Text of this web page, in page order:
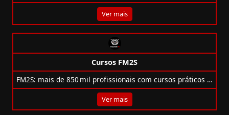
Ver mais
Cursos FM2S
FM2S: mais de 850 mil profissionais com cursos práticos (gratuitos e pagos) de Lean, qualidade, projetos, dados e liderança.
Ver mais